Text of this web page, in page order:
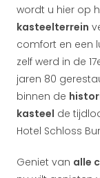
wordt u hier op
kasteelterrein
comfort en een
zelf werd in de
jaren 80
binnen de
kasteel de
Hotel Schloss
Geniet van alle